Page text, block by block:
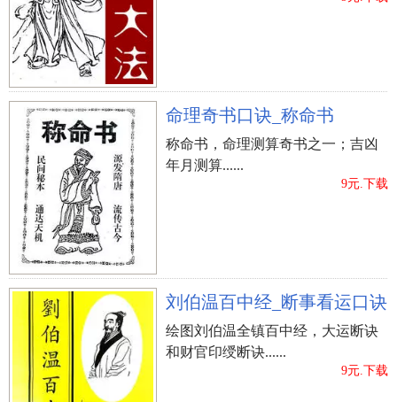
命理奇书口诀_称命书
称命书，命理测算奇书之一；吉凶
年月测算......
9元.下载
刘伯温百中经_断事看运口诀
绘图刘伯温全镇百中经，大运断诀
和财官印绶断诀......
9元.下载